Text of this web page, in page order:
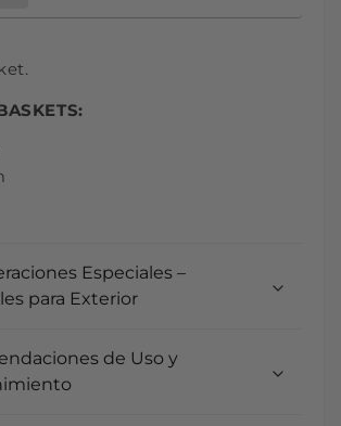
Especiales –
para Exterior
de Uso y